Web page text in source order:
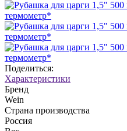
Поделиться:
Характеристики
Бренд
Wein
Страна производства
Россия